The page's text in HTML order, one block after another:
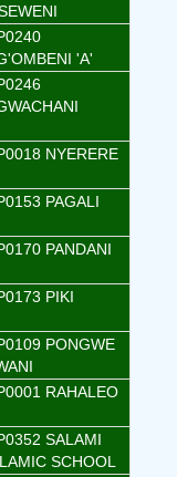
'A'
NYERERE
PAGALI
PANDANI
PIKI
PONGWE
RAHALEO
SALAMI
SCHOOL